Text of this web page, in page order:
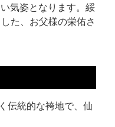
気姿となります。綏
た、お父様の栄佑さ
伝統的な袴地で、仙